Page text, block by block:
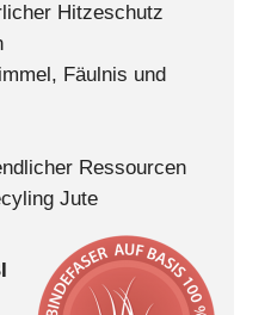
Hitzeschutz
Fäulnis und
Ressourcen
Jute